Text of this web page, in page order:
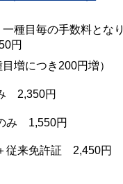
目毎の手数料とな
円
増につき200円増）
2,350円
み 1,550円
従来免許証 2,450円